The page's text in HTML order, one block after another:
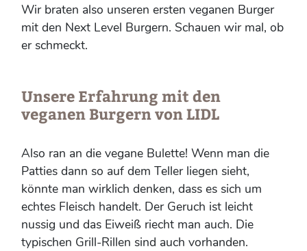
Wir braten also unseren ersten veganen Burger
mit den Next Level Burgern. Schauen wir mal, ob
er schmeckt.
Unsere Erfahrung mit den
veganen Burgern von LIDL
Also ran an die vegane Bulette! Wenn man die
Patties dann so auf dem Teller liegen sieht,
könnte man wirklich denken, dass es sich um
echtes Fleisch handelt. Der Geruch ist leicht
nussig und das Eiweiß riecht man auch. Die
typischen Grill-Rillen sind auch vorhanden.